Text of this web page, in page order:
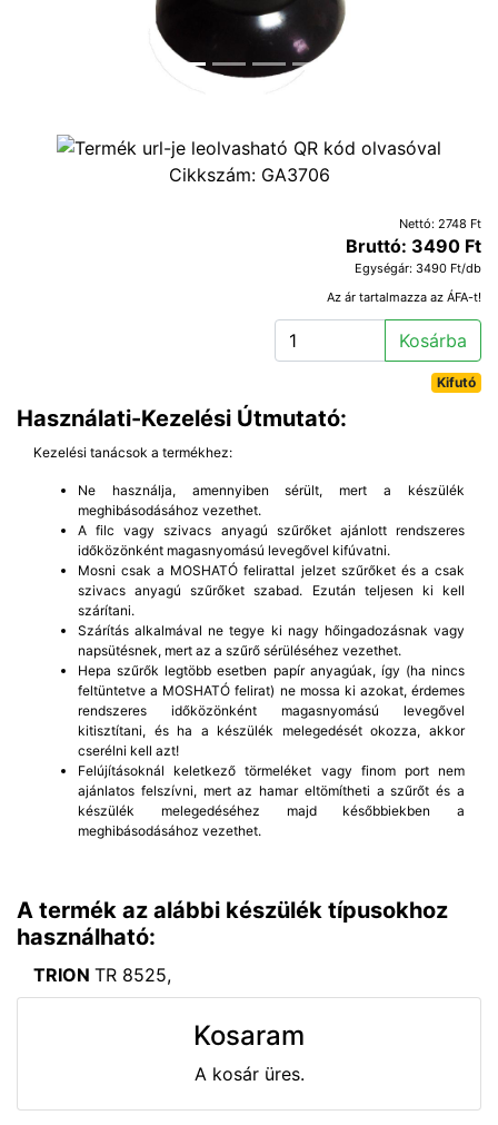
Cikkszám: GA3706
Nettó: 2748 Ft
Bruttó: 3490 Ft
Egységár: 3490 Ft/db
Az ár tartalmazza az ÁFA-t!
Kosárba
Kifutó
Használati-Kezelési Útmutató:
Kezelési tanácsok a termékhez:
Ne használja, amennyiben sérült, mert a készülék
meghibásodásához vezethet.
A filc vagy szivacs anyagú szűrőket ajánlott rendszeres
időközönként magasnyomású levegővel kifúvatni.
Mosni csak a MOSHATÓ felirattal jelzet szűrőket és a csak
szivacs anyagú szűrőket szabad. Ezután teljesen ki kell
szárítani.
Szárítás alkalmával ne tegye ki nagy hőingadozásnak vagy
napsütésnek, mert az a szűrő sérüléséhez vezethet.
Hepa szűrők legtöbb esetben papír anyagúak, így (ha nincs
feltüntetve a MOSHATÓ felirat) ne mossa ki azokat, érdemes
rendszeres időközönként magasnyomású levegővel
kitisztítani, és ha a készülék melegedését okozza, akkor
cserélni kell azt!
Felújításoknál keletkező törmeléket vagy finom port nem
ajánlatos felszívni, mert az hamar eltömítheti a szűrőt és a
készülék melegedéséhez majd későbbiekben a
meghibásodásához vezethet.
A termék az alábbi készülék típusokhoz
használható:
TRION TR 8525,
Kosaram
A kosár üres.